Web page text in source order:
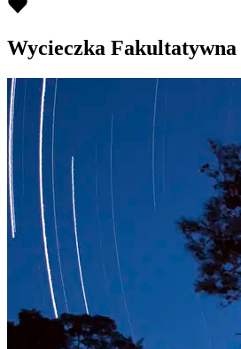
Wycieczka Fakultatywna